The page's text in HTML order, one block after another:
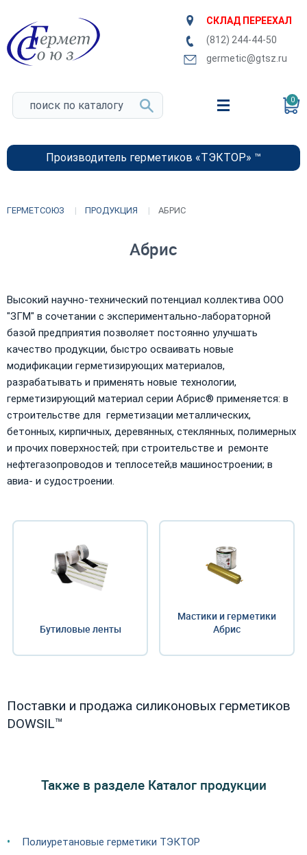
СКЛАД ПЕРЕЕХАЛ
(812) 244-44-50
germetic@gtsz.ru
0
Производитель герметиков «ТЭКТОР» ™
ГЕРМЕТСОЮЗ ПРОДУКЦИЯ АБРИС
Абрис
Высокий научно-технический потенциал коллектива ООО
"ЗГМ" в сочетании с экспериментально-лабораторной
базой предприятия позволяет постоянно улучшать
качество продукции, быстро осваивать новые
модификации герметизирующих материалов,
разрабатывать и применять новые технологии,
герметизирующий материал серии Абрис® применяется: в
строительстве для герметизации металлических,
бетонных, кирпичных, деревянных, стеклянных, полимерных
и прочих поверхностей; при строительстве и ремонте
нефтегазопроводов и теплосетей;в машиностроении; в
авиа- и судостроении.
Бутиловые ленты
Мастики и герметики
Абрис
Поставки и продажа силиконовых герметиков
DOWSIL™
Также в разделе Каталог продукции
Полиуретановые герметики ТЭКТОР